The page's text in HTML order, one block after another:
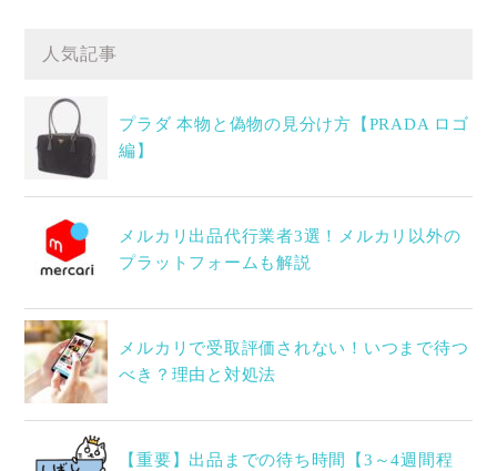
人気記事
プラダ 本物と偽物の見分け方【PRADA ロゴ
編】
メルカリ出品代行業者3選！メルカリ以外の
プラットフォームも解説
メルカリで受取評価されない！いつまで待つ
べき？理由と対処法
【重要】出品までの待ち時間【3～4週間程